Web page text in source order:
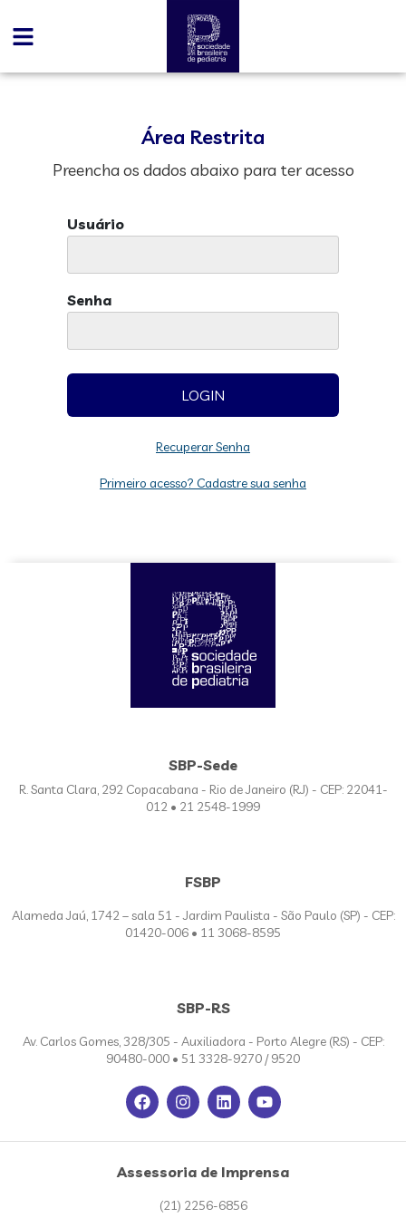
Área Restrita
Preencha os dados abaixo para ter acesso
Usuário
Senha
Recuperar Senha
Primeiro acesso? Cadastre sua senha
SBP-Sede
R. Santa Clara, 292 Copacabana - Rio de Janeiro (RJ) - CEP: 22041-
012 • 21 2548-1999
FSBP
Alameda Jaú, 1742 – sala 51 - Jardim Paulista - São Paulo (SP) - CEP:
01420-006 • 11 3068-8595
SBP-RS
Av. Carlos Gomes, 328/305 - Auxiliadora - Porto Alegre (RS) - CEP:
90480-000 • 51 3328-9270 / 9520
Assessoria de Imprensa
(21) 2256-6856